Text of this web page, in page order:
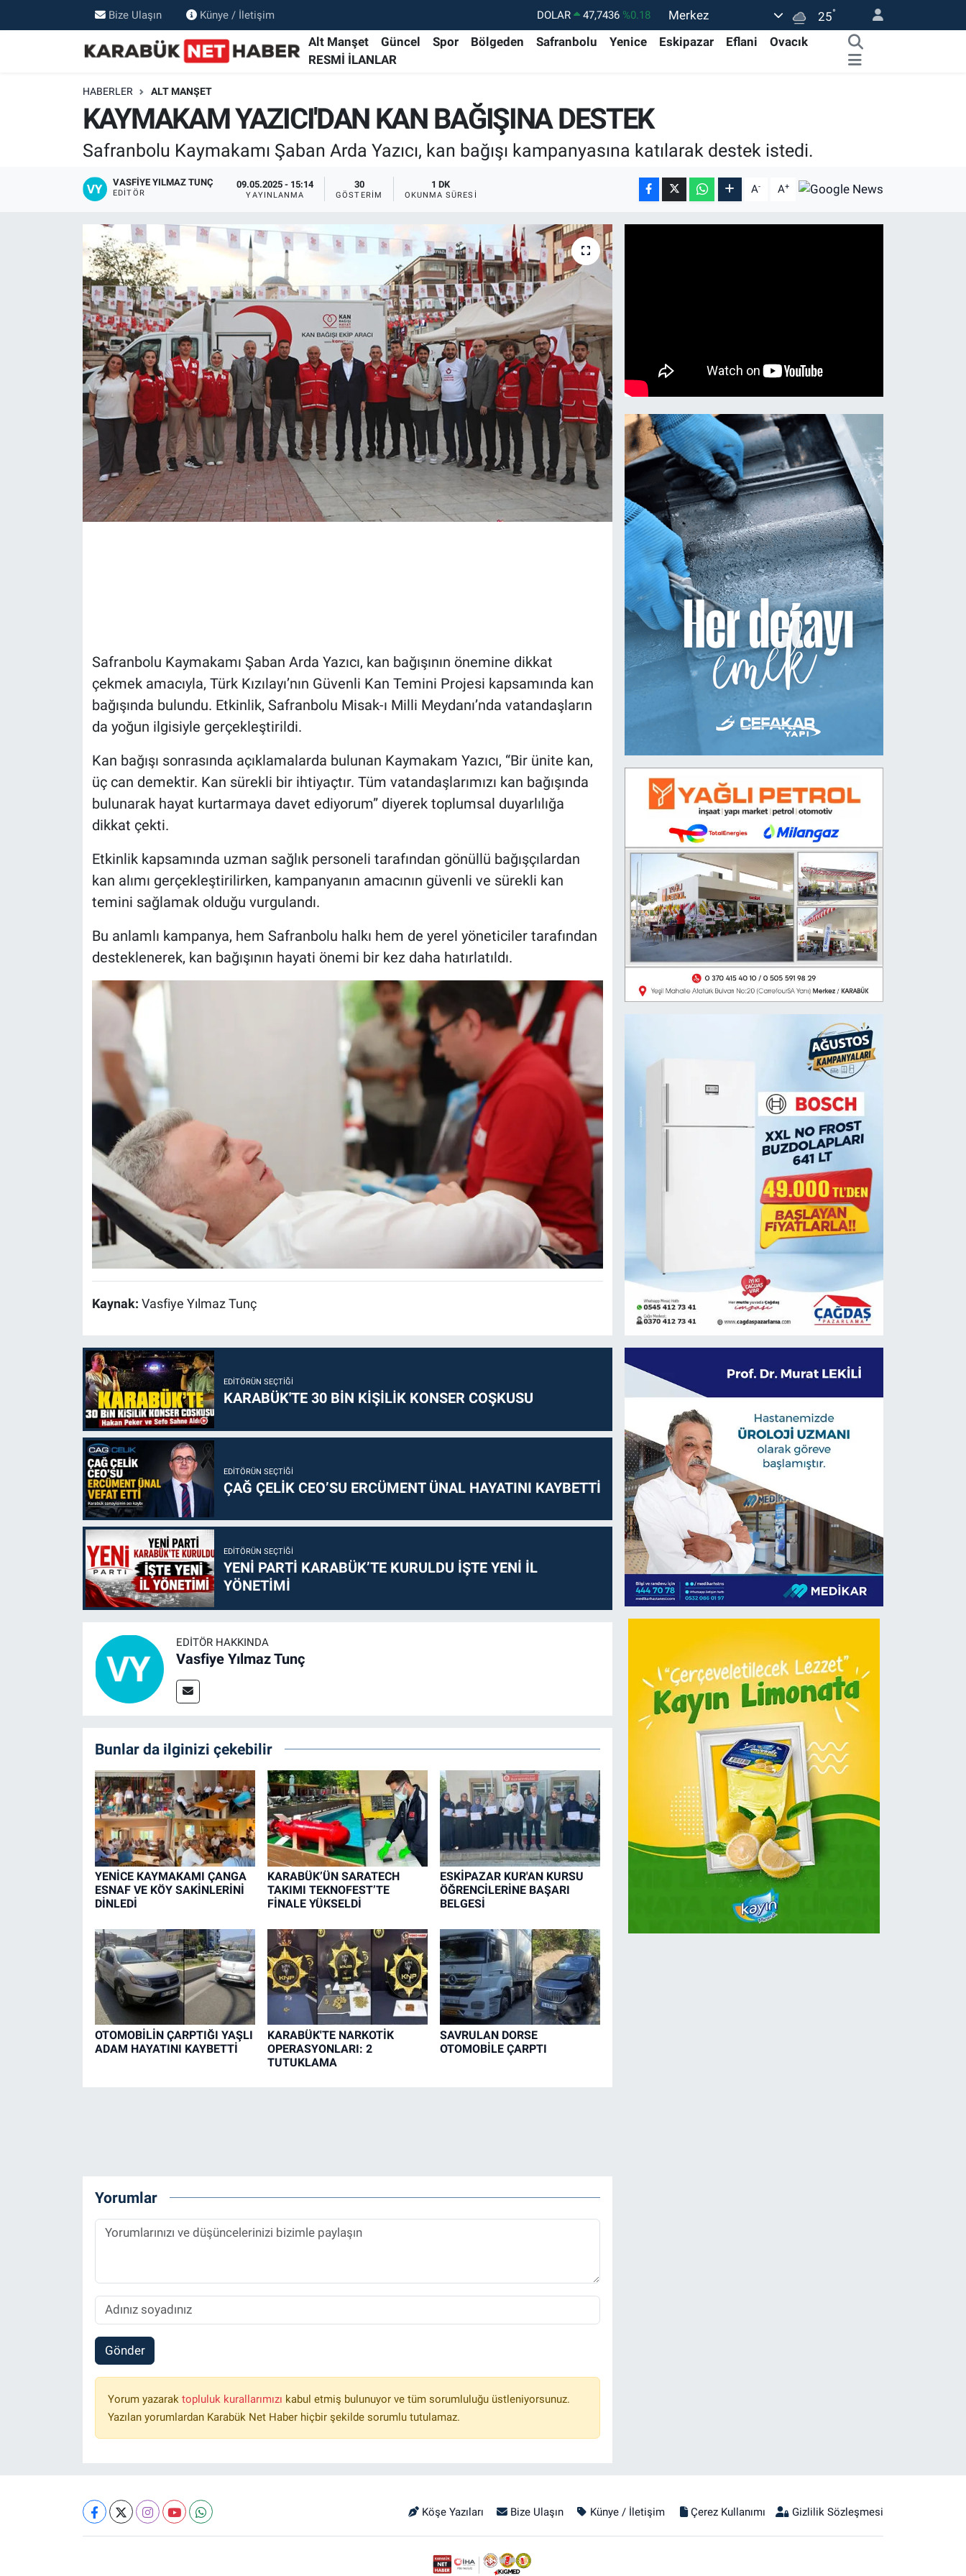
Bize Ulaşın Künye / İletişim DOLAR 47,7436 %0.18
EURO
55,2510 %0.32
BİST100
13.779
%-14
BITCOIN
64.959,79 %1.11
Merkez 25°
Alt Manşet Güncel Spor Bölgeden Safranbolu Yenice Eskipazar Eflani
Ovacık
RESMİ İLANLAR
HABERLER ALT MANŞET
KAYMAKAM YAZICI'DAN KAN BAĞIŞINA DESTEK
Safranbolu Kaymakamı Şaban Arda Yazıcı, kan bağışı kampanyasına katılarak destek istedi.
VASFIYE YILMAZ TUNÇ
EDITÖR
09.05.2025 - 15:14
YAYINLANMA
30
GÖSTERIM
1 DK
OKUNMA SÜRESI A- A+
Safranbolu Kaymakamı Şaban Arda Yazıcı, kan bağışının önemine dikkat
çekmek amacıyla, Türk Kızılayı’nın Güvenli Kan Temini Projesi kapsamında kan
bağışında bulundu. Etkinlik, Safranbolu Misak-ı Milli Meydanı’nda vatandaşların
da yoğun ilgisiyle gerçekleştirildi.
Kan bağışı sonrasında açıklamalarda bulunan Kaymakam Yazıcı, “Bir ünite kan,
üç can demektir. Kan sürekli bir ihtiyaçtır. Tüm vatandaşlarımızı kan bağışında
bulunarak hayat kurtarmaya davet ediyorum” diyerek toplumsal duyarlılığa
dikkat çekti.
Etkinlik kapsamında uzman sağlık personeli tarafından gönüllü bağışçılardan
kan alımı gerçekleştirilirken, kampanyanın amacının güvenli ve sürekli kan
temini sağlamak olduğu vurgulandı.
Bu anlamlı kampanya, hem Safranbolu halkı hem de yerel yöneticiler tarafından
desteklenerek, kan bağışının hayati önemi bir kez daha hatırlatıldı.
Kaynak: Vasfiye Yılmaz Tunç
EDITÖRÜN SEÇTIĞI
KARABÜK'TE 30 BİN KİŞİLİK KONSER COŞKUSU
EDITÖRÜN SEÇTIĞI
ÇAĞ ÇELİK CEO’SU ERCÜMENT ÜNAL HAYATINI KAYBETTİ
EDITÖRÜN SEÇTIĞI
YENİ PARTİ KARABÜK’TE KURULDU İŞTE YENİ İL
YÖNETİMİ
EDITÖR HAKKINDA
Vasfiye Yılmaz Tunç
Bunlar da ilginizi çekebilir
YENİCE KAYMAKAMI ÇANGA
ESNAF VE KÖY SAKİNLERİNİ
DİNLEDİ
KARABÜK’ÜN SARATECH
TAKIMI TEKNOFEST’TE
FİNALE YÜKSELDİ
ESKİPAZAR KUR'AN KURSU
ÖĞRENCİLERİNE BAŞARI
BELGESİ
OTOMOBİLİN ÇARPTIĞI YAŞLI
ADAM HAYATINI KAYBETTİ
KARABÜK'TE NARKOTİK
OPERASYONLARI: 2
TUTUKLAMA
SAVRULAN DORSE
OTOMOBİLE ÇARPTI
Yorumlar
Gönder
Yorum yazarak topluluk kurallarımızı kabul etmiş bulunuyor ve tüm sorumluluğu üstleniyorsunuz.
Yazılan yorumlardan Karabük Net Haber hiçbir şekilde sorumlu tutulamaz.
Köşe Yazıları Bize Ulaşın Künye / İletişim Çerez Kullanımı Gizlilik Sözleşmesi